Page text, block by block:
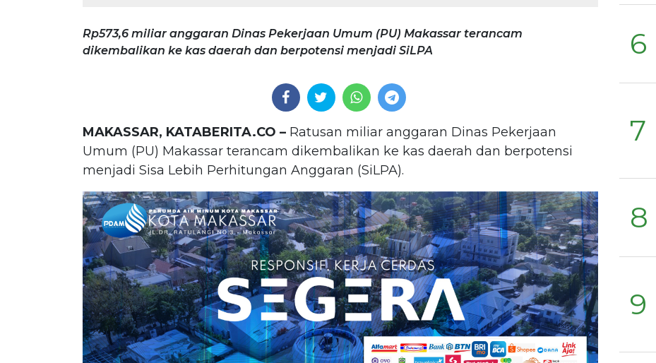
Rp573,6 miliar anggaran Dinas Pekerjaan Umum (PU) Makassar terancam
dikembalikan ke kas daerah dan berpotensi menjadi SiLPA
MAKASSAR, KATABERITA.CO – Ratusan miliar anggaran Dinas Pekerjaan
Umum (PU) Makassar terancam dikembalikan ke kas daerah dan berpotensi
menjadi Sisa Lebih Perhitungan Anggaran (SiLPA).
6
7
8
9